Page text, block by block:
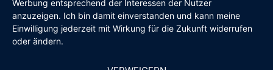
Werbung entsprechend der Interessen der Nutzer
anzuzeigen. Ich bin damit einverstanden und kann meine
Einwilligung jederzeit mit Wirkung für die Zukunft widerrufen
oder ändern.